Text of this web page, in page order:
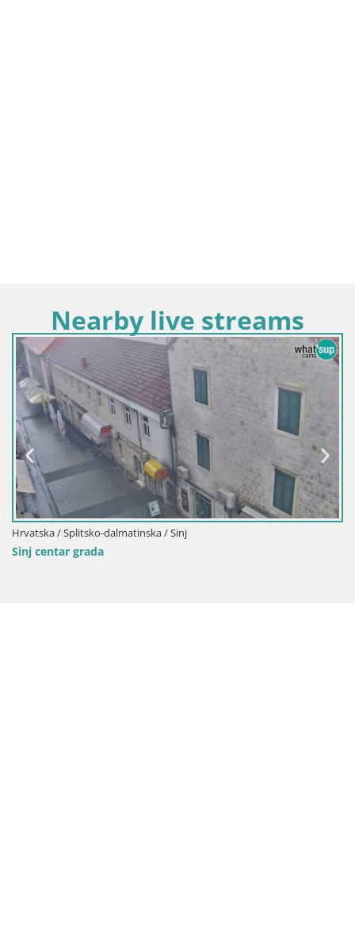
Nearby live streams
Hrvatska / Splitsko-dalmatinska / Sinj
Sinj centar grada